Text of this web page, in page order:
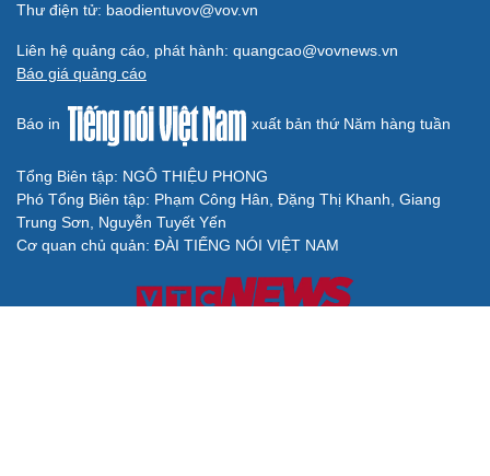
Thư điện tử: baodientuvov@vov.vn
Liên hệ quảng cáo, phát hành: quangcao@vovnews.vn
Báo giá quảng cáo
Báo in xuất bản thứ Năm hàng tuần
Tổng Biên tập: NGÔ THIỆU PHONG
Phó Tổng Biên tập: Phạm Công Hân, Đặng Thị Khanh, Giang
Trung Sơn, Nguyễn Tuyết Yến
Cơ quan chủ quản: ĐÀI TIẾNG NÓI VIỆT NAM